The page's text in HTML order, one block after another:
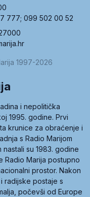
777; 099 502 00 52
1997-2026
i nepolitička
1995. godine. Prvi
krunice za obraćenje i
s Radio Marijom
su 1983. godine
Radio Marija postupno
prostor. Nakon
radijske postaje s
počevši od Europe